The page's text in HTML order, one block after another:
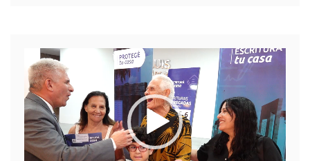
Reproductor
de
video